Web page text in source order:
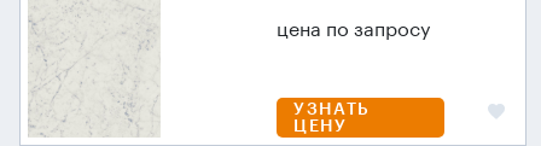
цена по запросу
УЗНАТЬ
ЦЕНУ